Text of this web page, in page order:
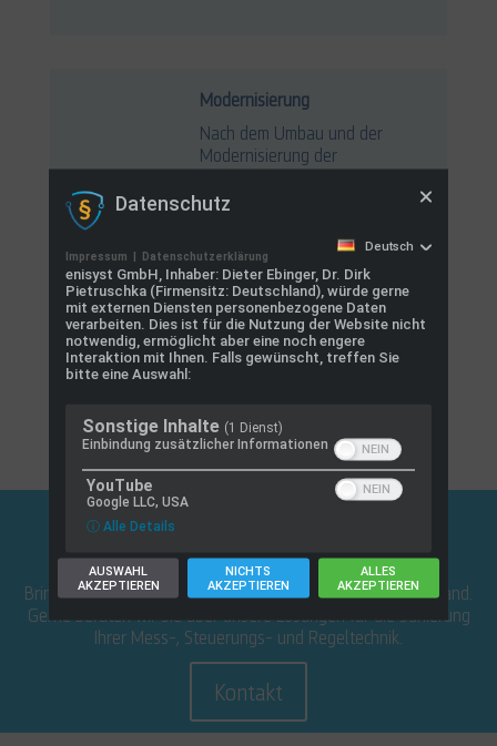
Modernisierung
Nach dem Umbau und der
Modernisierung der
spielen wir die aktuelle
Steuerungsalgorithmen auf.
Unsere Benutzeroberfläche
eni.webbietet Fernzugriff auf
die Anlage. Sie erfasst
sämtliche Energiedaten, die
als Grundlage für die
Bringen Sie Ihre Anlagen und Systeme auf den neuesten Stand.
Gerne beraten wir Sie über unsere Lösungen für die Sanierung
Ihrer Mess-, Steuerungs- und Regeltechnik.
Kontakt
Datenschutz
Impressum | Datenschutzerklärung
Deutsch
enisyst GmbH, Inhaber: Dieter Ebinger, Dr. Dirk
Pietruschka (Firmensitz: Deutschland), würde gerne
mit externen Diensten personenbezogene Daten
verarbeiten. Dies ist für die Nutzung der Website nicht
notwendig, ermöglicht aber eine noch engere
Interaktion mit Ihnen. Falls gewünscht, treffen Sie
bitte eine Auswahl:
Sonstige Inhalte (1 Dienst)
Einbindung zusätzlicher Informationen
YouTube
Google LLC, USA
ⓘ Alle Details
AUSWAHL
AKZEPTIEREN
NICHTS
AKZEPTIEREN
ALLES
AKZEPTIEREN